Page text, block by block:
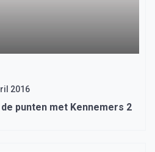
2016
punten met Kennemers 2